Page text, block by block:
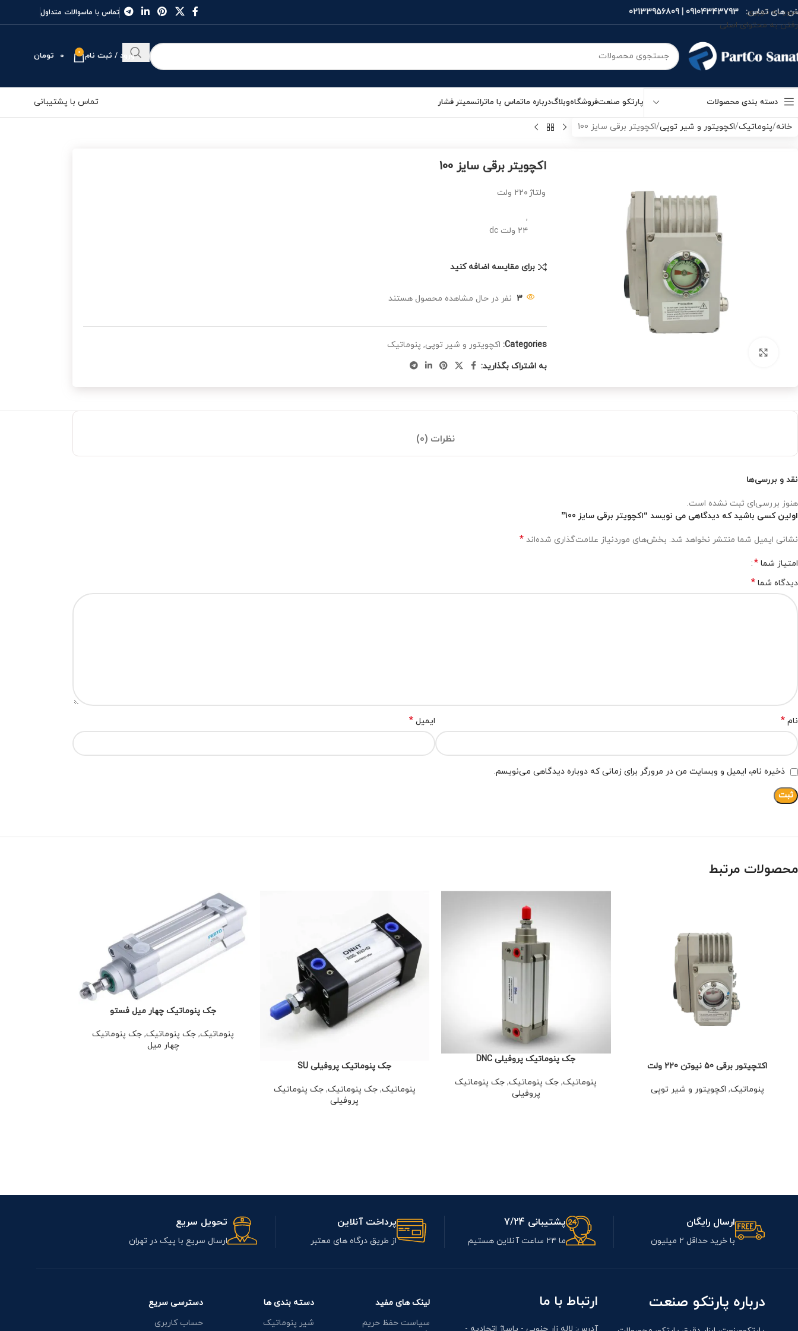
عبور به ناوبری
رفتن به محتوای اصلی
های تماس: 09104343793
02133956809 تماس با ماسوالات متداول
ورود / ثبت نام 0
0 تومان
دسته بندی محصولات پارتکو صنعتفروشگاهوبلاگدرباره ماتماس با ماترانسمیتر فشار تماس با پشتیبانی
خانه پنوماتیک اکچویتور و شیر توپی اکچویتر برقی سایز 100
اکچویتر برقی سایز 100
ولتاژ ۲۲۰ ولت
,
۲۴ ولت dc
برای مقایسه اضافه کنید
3 نفر در حال مشاهده محصول هستند
Categories: اکچویتور و شیر توپی, پنوماتیک
به اشتراک بگذارید:
نظرات (0)
نقد و بررسی‌ها
هنوز بررسی‌ای ثبت نشده است.
اولین کسی باشید که دیدگاهی می نویسد “اکچویتر برقی سایز 100”
نشانی ایمیل شما منتشر نخواهد شد. بخش‌های موردنیاز علامت‌گذاری شده‌اند *
امتیاز شما *
دیدگاه شما *
نام * ایمیل *
ذخیره نام، ایمیل و وبسایت من در مرورگر برای زمانی که دوباره دیدگاهی می‌نویسم.
محصولات مرتبط
اکتچیتور برقی 50 نیوتن 220 ولت
پنوماتیک, اکچویتور و شیر توپی
جک پنوماتیک پروفیلی DNC
پنوماتیک, جک پنوماتیک, جک پنوماتیک
پروفیلی
جک پنوماتیک پروفیلی SU
پنوماتیک,جک پنوماتیک,جک پنوماتیک
پروفیلی
جک پنوماتیک چهار میل فستو
پنوماتیک, جک پنوماتیک, جک پنوماتیک
چهار میل
ارسال رایگان
با خرید حداقل ۲ میلیون
پشتیبانی 7/24
ما ۲۴ ساعت آنلاین هستیم
پرداخت آنلاین
از طریق درگاه های معتبر
تحویل سریع
ارسال سریع با پیک در تهران
درباره پارتکو صنعت ارتباط با ما
لینک های مفید
سیاست حفظ حریم
دسته بندی ها
شیر پنوماتیک
دسترسی سریع
حساب کاربری